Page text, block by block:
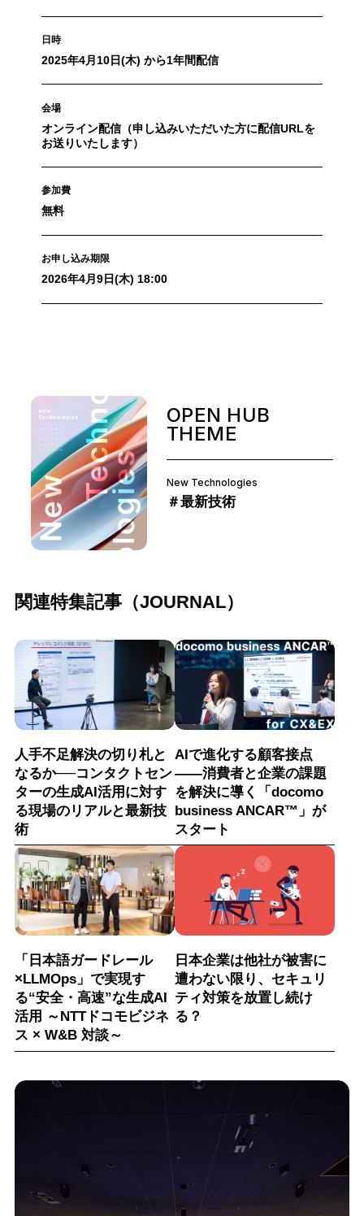
日時
2025年4月10日(木) から1年間配信
会場
オンライン配信（申し込みいただいた方に配信URLを
お送りいたします）
参加費
無料
お申し込み期限
2026年4月9日(木) 18:00
OPEN HUB
THEME
New Technologies
＃最新技術
関連特集記事（JOURNAL）
人手不足解決の切り札と
なるか──コンタクトセン
ターの生成AI活用に対す
る現場のリアルと最新技
術
AIで進化する顧客接点
――消費者と企業の課題
を解決に導く「docomo
business ANCAR™」が
スタート
「日本語ガードレール
×LLMOps」で実現す
る“安全・高速”な生成AI
活用 ～NTTドコモビジネ
ス × W&B 対談～
日本企業は他社が被害に
遭わない限り、セキュリ
ティ対策を放置し続け
る？